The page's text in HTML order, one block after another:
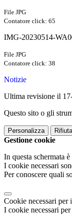
File JPG
Contatore click: 65
IMG-20230514-
File JPG
Contatore click: 38
Notizie
Ultima revisione il
Questo sito o gli
Personalizza
Gestione cookie
In questa schermata
I cookie necessari
Per conoscere quali
Cookie necessari per
I cookie necessari